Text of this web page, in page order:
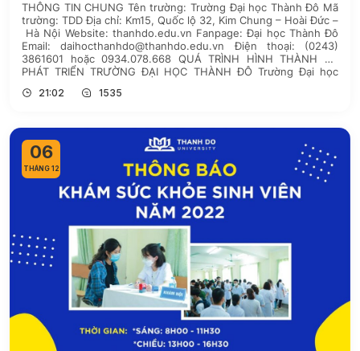
THÔNG TIN CHUNG Tên trường: Trường Đại học Thành Đô Mã
trường: TDD Địa chỉ: Km15, Quốc lộ 32, Kim Chung – Hoài Đức –
Hà Nội Website: thanhdo.edu.vn Fanpage: Đại học Thành Đô
Email: daihocthanhdo@thanhdo.edu.vn Điện thoại: (0243)
3861601 hoặc 0934.078.668 QUÁ TRÌNH HÌNH THÀNH VÀ
PHÁT TRIỂN TRƯỜNG ĐẠI HỌC THÀNH ĐÔ Trường Đại học
21:02 1535
06
THÁNG 12